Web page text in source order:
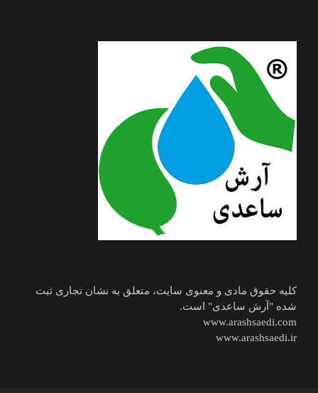
کلیه حقوق مادی و معنوی سایت، متعلق به نشان تجاری ثبت
شده "آرش ساعدی" است.
www.arashsaedi.com
www.arashsaedi.ir